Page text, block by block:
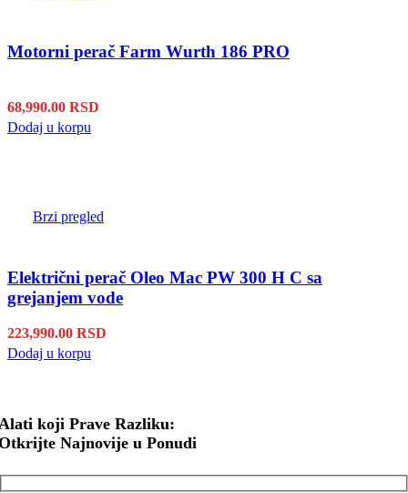
Motorni perač Farm Wurth 186 PRO
68,990.00 RSD
Dodaj u korpu
Brzi pregled
Električni perač Oleo Mac PW 300 H C sa
grejanjem vode
223,990.00 RSD
Dodaj u korpu
koji Prave Razliku:
Najnovije u Ponudi